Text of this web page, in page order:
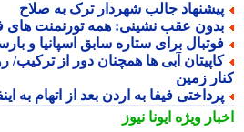
جالب شهردار ترک به صلاح
عقب نشینی: همه تورنمنت های فیفا
برای ستاره سابق اسپانیا و بارسا
آبی ها همچنان دور از ترکیب/
زمین
فیفا به اردن بعد از اتهام به
ویژهایونا نیوز